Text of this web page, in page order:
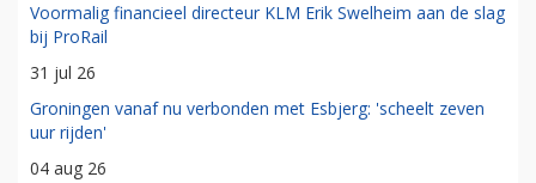
Voormalig financieel directeur KLM Erik Swelheim aan de slag
bij ProRail
31 jul 26
Groningen vanaf nu verbonden met Esbjerg: 'scheelt zeven
uur rijden'
04 aug 26